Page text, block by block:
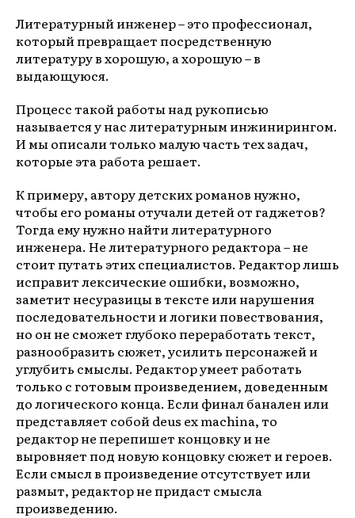
Литературный инженер – это профессионал,
который превращает посредственную
литературу в хорошую, а хорошую – в
выдающуюся.
Процесс такой работы над рукописью
называется у нас литературным инжинирингом.
И мы описали только малую часть тех задач,
которые эта работа решает.
К примеру, автору детских романов нужно,
чтобы его романы отучали детей от гаджетов?
Тогда ему нужно найти литературного
инженера. Не литературного редактора – не
стоит путать этих специалистов. Редактор лишь
исправит лексические ошибки, возможно,
заметит несуразицы в тексте или нарушения
последовательности и логики повествования,
но он не сможет глубоко переработать текст,
разнообразить сюжет, усилить персонажей и
углубить смыслы. Редактор умеет работать
только с готовым произведением, доведенным
до логического конца. Если финал банален или
представляет собой deus ex machina, то
редактор не перепишет концовку и не
выровняет под новую концовку сюжет и героев.
Если смысл в произведение отсутствует или
размыт, редактор не придаст смысла
произведению.